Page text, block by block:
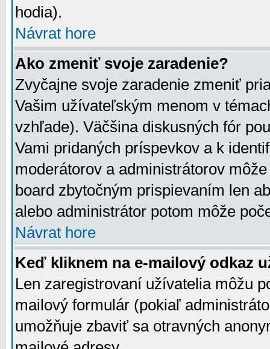
hodia).
Návrat hore
Ako zmeniť svoje zaradenie?
Zvyčajne svoje zaradenie zmeniť
Vašim užívateľským menom v
vzhľade). Väčšina diskusných fór
Vami pridaných príspevkov a k
moderátorov a administrátorov
board zbytočným prispievaním len
alebo administrátor potom môže
Návrat hore
Keď kliknem na e-mailový odkaz
Len zaregistrovaní užívatelia môžu
mailový formulár (pokiaľ
umožňuje zbaviť sa otravných